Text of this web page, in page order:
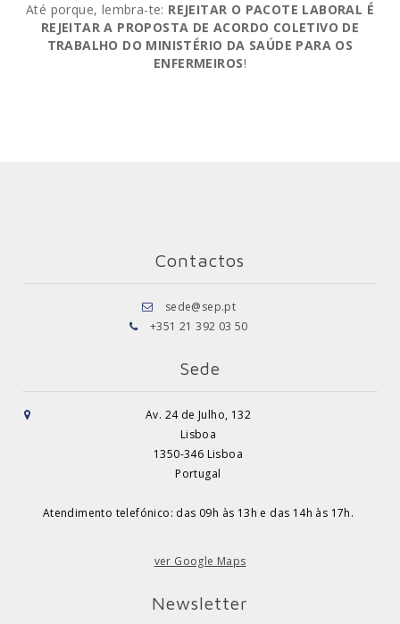
Até porque, lembra-te: REJEITAR O PACOTE LABORAL É
REJEITAR A PROPOSTA DE ACORDO COLETIVO DE
TRABALHO DO MINISTÉRIO DA SAÚDE PARA OS
ENFERMEIROS!
Contactos
sede@sep.pt
+351 21 392 03 50
Sede
Av. 24 de Julho, 132
Lisboa
1350-346 Lisboa
Portugal
Atendimento telefónico: das 09h às 13h e das 14h às 17h.
ver Google Maps
Newsletter